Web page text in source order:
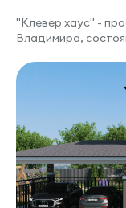
"Клевер хаус" -
Владимира,